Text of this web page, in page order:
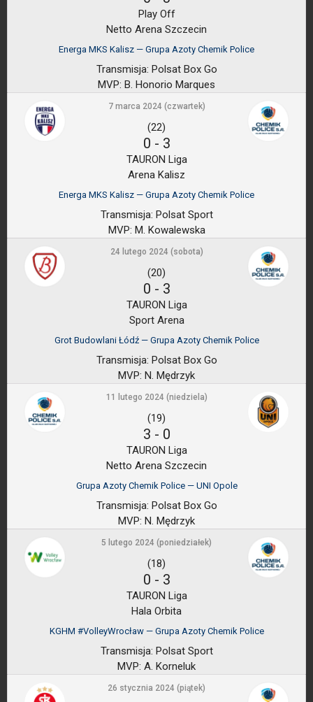
Play Off
Netto Arena Szczecin
Energa MKS Kalisz — Grupa Azoty Chemik Police
Transmisja: Polsat Box Go
MVP: B. Honorio Marques
7 marca 2024 (czwartek)
(22)
0 - 3
TAURON Liga
Arena Kalisz
Energa MKS Kalisz — Grupa Azoty Chemik Police
Transmisja: Polsat Sport
MVP: M. Kowalewska
24 lutego 2024 (sobota)
(20)
0 - 3
TAURON Liga
Sport Arena
Grot Budowlani Łódź — Grupa Azoty Chemik Police
Transmisja: Polsat Box Go
MVP: N. Mędrzyk
11 lutego 2024 (niedziela)
(19)
3 - 0
TAURON Liga
Netto Arena Szczecin
Grupa Azoty Chemik Police — UNI Opole
Transmisja: Polsat Box Go
MVP: N. Mędrzyk
5 lutego 2024 (poniedziałek)
(18)
0 - 3
TAURON Liga
Hala Orbita
KGHM #VolleyWrocław — Grupa Azoty Chemik Police
Transmisja: Polsat Sport
MVP: A. Korneluk
26 stycznia 2024 (piątek)